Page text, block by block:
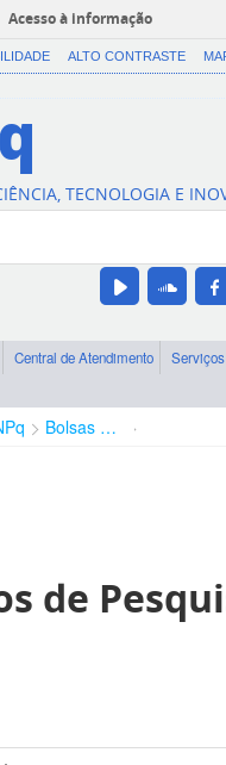
Acesso à informação
ALTO CONTRASTE
TECNOLOGIA E
Central de Atendimento Serviços
Bolsas e Auxílios Vigentes
de